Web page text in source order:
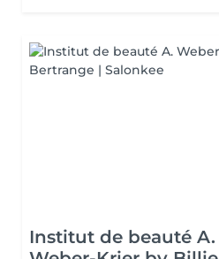
Institut de beauté A.